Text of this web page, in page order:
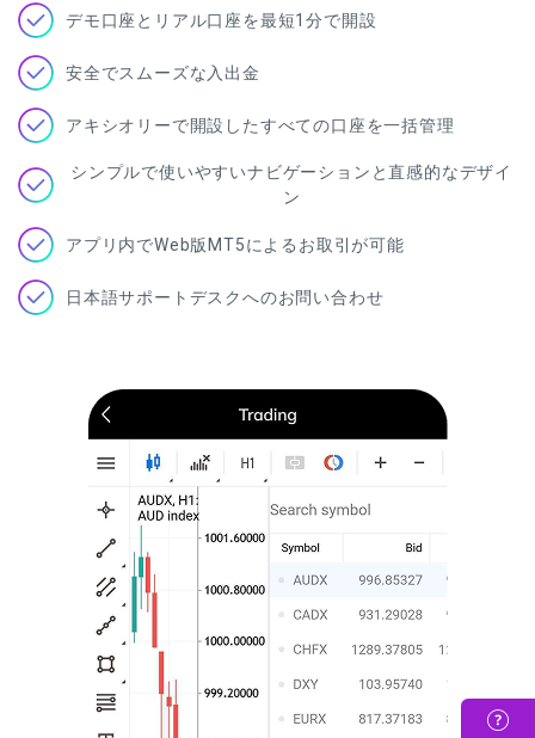
デモ口座とリアル口座を最短1分で開設
安全でスムーズな入出金
アキシオリーで開設したすべての口座を一括管理
シンプルで使いやすいナビゲーションと直感的なデザイ
ン
アプリ内でWeb版MT5によるお取引が可能
日本語サポートデスクへのお問い合わせ